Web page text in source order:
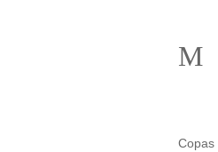
M
Copas